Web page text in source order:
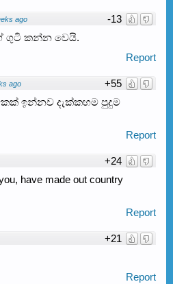
-13
ago
ගුටි කන්න වෙයි.
Report
+55
ago
ඉන්නව දැක්කහම පුදුම
Report
+24
have made out country
Report
+21
Report